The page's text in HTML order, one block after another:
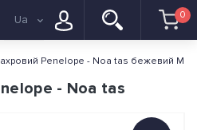
Ua 0
Penelope - Noa tas бежевий M
- Noa tas